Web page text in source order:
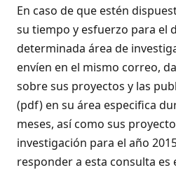
En caso de que estén
su tiempo y esfuerzo para el
determinada área de
envíen en el mismo correo,
sobre sus proyectos y las
(pdf) en su área especifica
meses, así como sus
investigación para el año
responder a esta consulta es